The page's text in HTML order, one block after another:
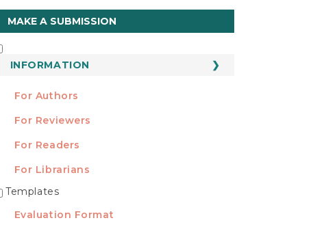
MAKE A SUBMISSION
INFORMATION
For Authors
For Reviewers
For Readers
For Librarians
TEMPLATES
Templates
Evaluation Format